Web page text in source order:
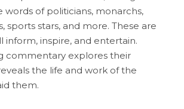
of politicians, monarchs,
sports stars, and more. These are
inform, inspire, and entertain.
commentary explores their
the life and work of the
them.